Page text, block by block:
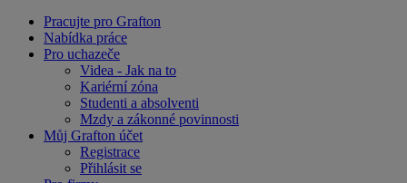
Pracujte pro Grafton
Nabídka práce
Pro uchazeče
Videa - Jak na to
Kariérní zóna
Studenti a absolventi
Mzdy a zákonné povinnosti
Můj Grafton účet
Registrace
Přihlásit se